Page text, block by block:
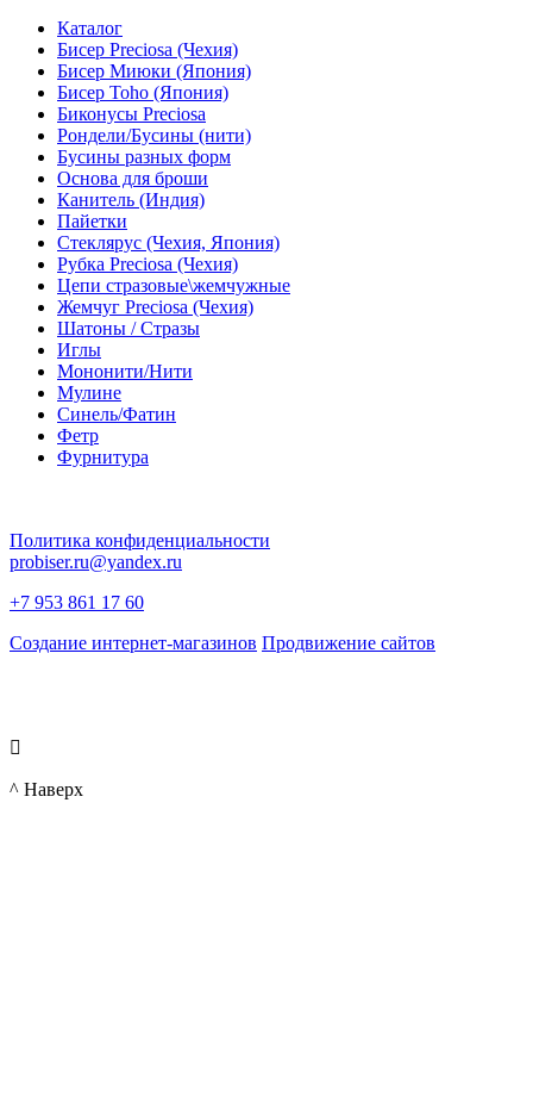
Каталог
Бисер Preciosa (Чехия)
Бисер Миюки (Япония)
Бисер Toho (Япония)
Биконусы Preciosa
Рондели/Бусины (нити)
Бусины разных форм
Основа для броши
Канитель (Индия)
Пайетки
Стеклярус (Чехия, Япония)
Рубка Preciosa (Чехия)
Цепи стразовые\жемчужные
Жемчуг Preciosa (Чехия)
Шатоны / Стразы
Иглы
Мононити/Нити
Мулине
Синель/Фатин
Фетр
Фурнитура
Политика конфиденциальности
probiser.ru@yandex.ru
+7 953 861 17 60
Создание интернет-магазинов Продвижение сайтов

^ Наверх